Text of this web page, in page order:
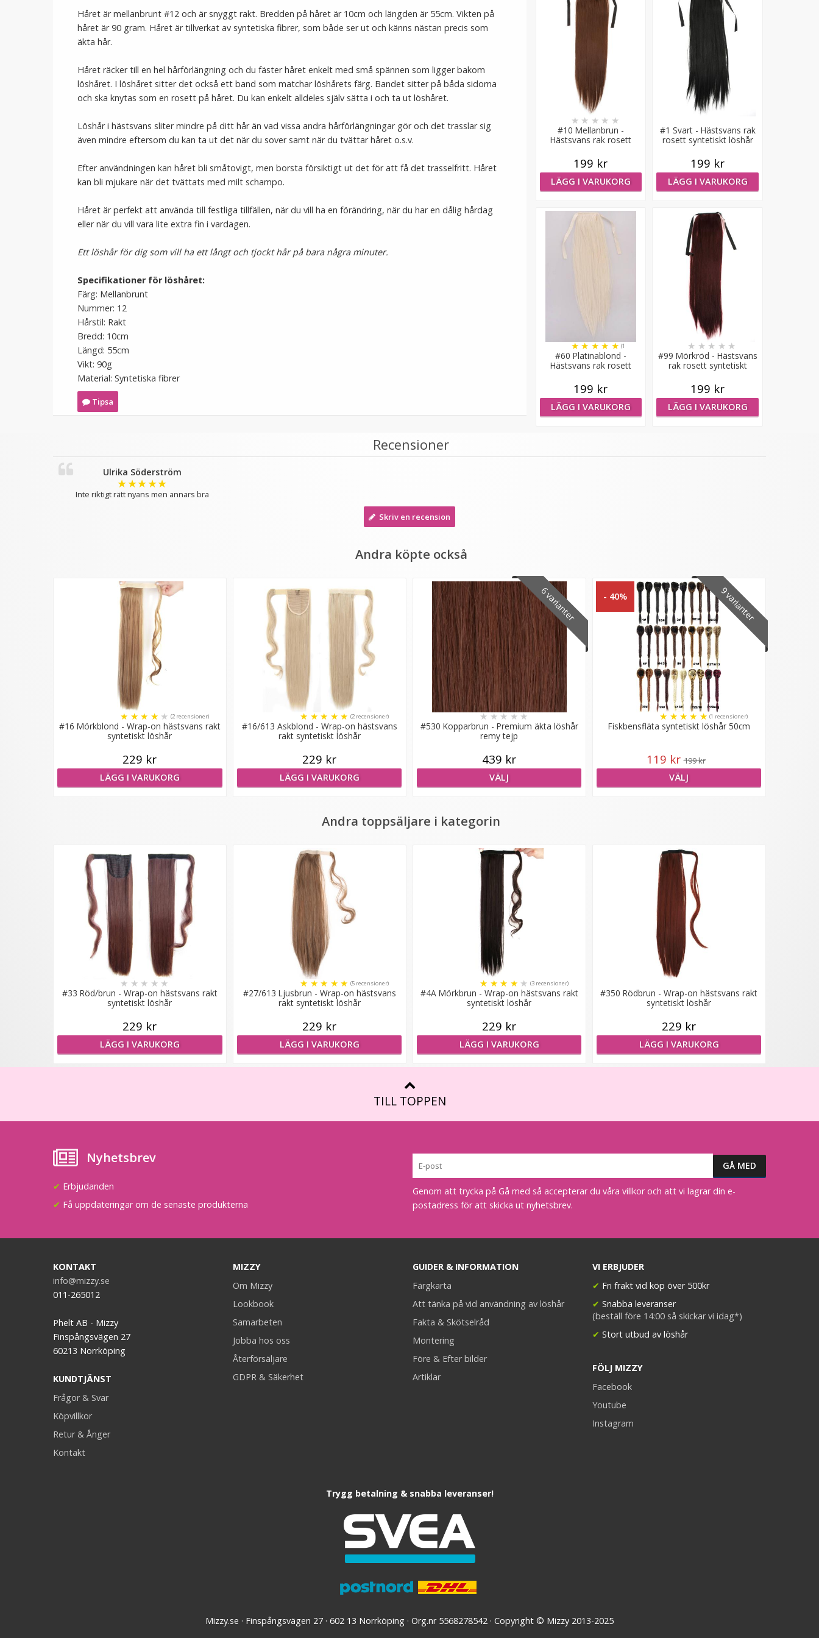
Håret är mellanbrunt #12 och är snyggt rakt. Bredden på håret är 10cm och längden är 55cm. Vikten på
håret är 90 gram. Håret är tillverkat av syntetiska fibrer, som både ser ut och känns nästan precis som
äkta hår.
Håret räcker till en hel hårförlängning och du fäster håret enkelt med små spännen som ligger bakom
löshåret. I löshåret sitter det också ett band som matchar löshårets färg. Bandet sitter på båda sidorna
och ska knytas som en rosett på håret. Du kan enkelt alldeles själv sätta i och ta ut löshåret.
Löshår i hästsvans sliter mindre på ditt hår än vad vissa andra hårförlängningar gör och det trasslar sig
även mindre eftersom du kan ta ut det när du sover samt när du tvättar håret o.s.v.
Efter användningen kan håret bli småtovigt, men borsta försiktigt ut det för att få det trasselfritt. Håret
kan bli mjukare när det tvättats med milt schampo.
Håret är perfekt att använda till festliga tillfällen, när du vill ha en förändring, när du har en dålig hårdag
eller när du vill vara lite extra fin i vardagen.
Ett löshår för dig som vill ha ett långt och tjockt hår på bara några minuter.
Specifikationer för löshåret:
Färg: Mellanbrunt
Nummer: 12
Hårstil: Rakt
Bredd: 10cm
Längd: 55cm
Vikt: 90g
Material: Syntetiska fibrer
Tipsa
#10 Mellanbrun -
Hästsvans rak rosett
★ ★ ★ ★ ★
199 kr
LÄGG I VARUKORG
#1 Svart - Hästsvans rak
rosett syntetiskt löshår
199 kr
LÄGG I VARUKORG
#60 Platinablond -
Hästsvans rak rosett
★★★★★ (1
recensioner)
199 kr
LÄGG I VARUKORG
#99 Mörkröd - Hästsvans
rak rosett syntetiskt
löshår
★ ★ ★ ★ ★
199 kr
LÄGG I VARUKORG
Recensioner
Ulrika Söderström
★★★★★
Inte riktigt rätt nyans men annars bra
Skriv en recension
Andra köpte också
#16 Mörkblond - Wrap-on hästsvans rakt
syntetiskt löshår
★ ★ ★ ★ ★ (2 recensioner)
229 kr
LÄGG I VARUKORG
#16/613 Askblond - Wrap-on hästsvans
rakt syntetiskt löshår
★ ★ ★ ★ ★ (2 recensioner)
229 kr
LÄGG I VARUKORG
6 varianter
#530 Kopparbrun - Premium äkta löshår
remy tejp
★★★★★
439 kr
VÄLJ
9 varianter
- 40%
Fiskbensfläta syntetiskt löshår 50cm
★ ★ ★ ★ ★ (1 recensioner)
119 kr 199 kr
VÄLJ
Andra toppsäljare i kategorin
#33 Röd/brun - Wrap-on hästsvans rakt
syntetiskt löshår
★ ★ ★ ★ ★
229 kr
LÄGG I VARUKORG
#27/613 Ljusbrun - Wrap-on hästsvans
rakt syntetiskt löshår
★ ★ ★ ★ ★ (5 recensioner)
229 kr
LÄGG I VARUKORG
#4A Mörkbrun - Wrap-on hästsvans rakt
syntetiskt löshår
★ ★ ★ ★ ★ (3 recensioner)
229 kr
LÄGG I VARUKORG
#350 Rödbrun - Wrap-on hästsvans rakt
syntetiskt löshår
229 kr
LÄGG I VARUKORG
TILL TOPPEN
Nyhetsbrev
✔ Erbjudanden
✔ Få uppdateringar om de senaste produkterna
Genom att trycka på Gå med så accepterar du våra villkor och att vi lagrar din e-
postadress för att skicka ut nyhetsbrev.
KONTAKT
info@mizzy.se
011-265012
Phelt AB - Mizzy
Finspångsvägen 27
60213 Norrköping
KUNDTJÄNST
Frågor & Svar
Köpvillkor
Retur & Ånger
Kontakt
MIZZY
Om Mizzy
Lookbook
Samarbeten
Jobba hos oss
Återförsäljare
GDPR & Säkerhet
GUIDER & INFORMATION
Färgkarta
Att tänka på vid användning av löshår
Fakta & Skötselråd
Montering
Före & Efter bilder
Artiklar
VI ERBJUDER
✔ Fri frakt vid köp över 500kr
✔ Snabba leveranser
(beställ före 14:00 så skickar vi idag*)
✔ Stort utbud av löshår
FÖLJ MIZZY
Facebook
Youtube
Instagram
Trygg betalning & snabba leveranser!
Mizzy.se · Finspångsvägen 27 · 602 13 Norrköping · Org.nr 5568278542 · Copyright © Mizzy 2013-2025